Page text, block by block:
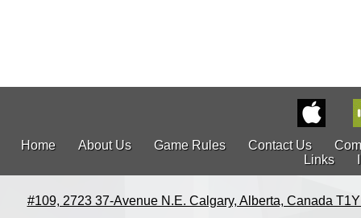
Home About Us Game Rules Contact Us
Links
#109, 2723 37-Avenue N.E. Calgary, Alberta, Canada